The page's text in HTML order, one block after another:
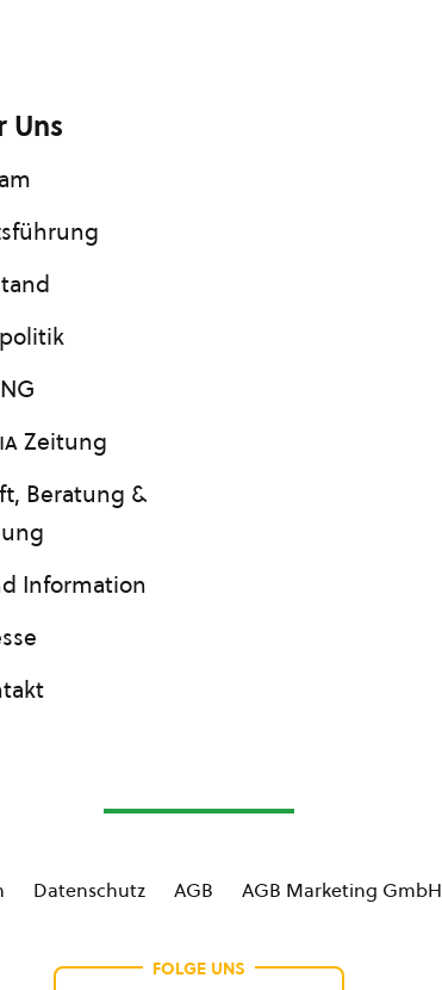
Uns
Zeitung
Beratung &
Information
Datenschutz AGB AGB Marketing GmbH
FOLGE UNS